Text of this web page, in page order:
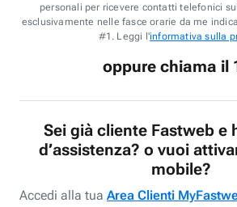
personali per ricevere contatti telefonici
esclusivamente nelle fasce orarie da me
#1. Leggi l'informativa sulla
oppure chiama il
Sei già cliente Fastweb e
d’assistenza? o vuoi
mobile?
Accedi alla tua Area Clienti